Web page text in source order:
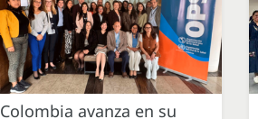
Colombia avanza en su